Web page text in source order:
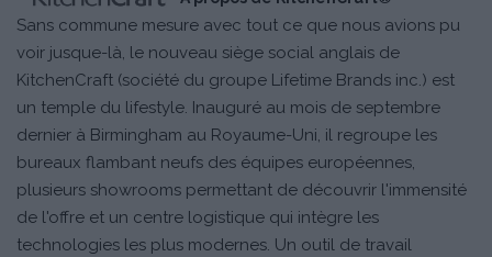
Sans commune mesure avec tout ce que nous avions pu
voir jusque-là, le nouveau siège social anglais de
KitchenCraft (société du groupe Lifetime Brands inc.) est
un temple du lifestyle. Inauguré au mois de septembre
dernier à Birmingham au Royaume-Uni, il regroupe les
bureaux flambant neufs des équipes européennes,
plusieurs showrooms permettant de découvrir l'immensité
de l'offre et un centre logistique qui intègre les
technologies les plus modernes. Un outil de travail